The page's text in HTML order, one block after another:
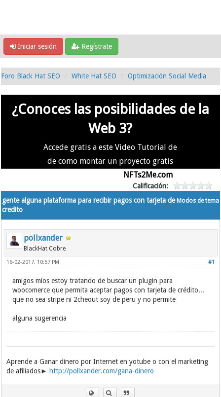
Iniciar sesión Regístrate
Foro Black Hat SEO White Hat SEO Optimización Social Media
¿Conoces las posibilidades de la
Web 3?
Accede gratis a este Video Tutorial de
de como montar un proyecto gratis
NFTs2Me.com
Calificación:
Modos de tema
gente alguna plataforma para recibir pagos con tarjeta de
credito
pollxander
BlackHat Cobre
#1
16-02-2017, 10:57 PM
amigos míos estoy tratando de buscar un plugin para
woocomerce que permita aceptar pagos con tarjeta de crédito...
que no sea stripe ni 2cheout soy de peru y no permite
alguna sugerencia
Aprende a Ganar dinero por Internet en yotube o con el marketing
de afiliados► http://pollxander.com/gana-dinero